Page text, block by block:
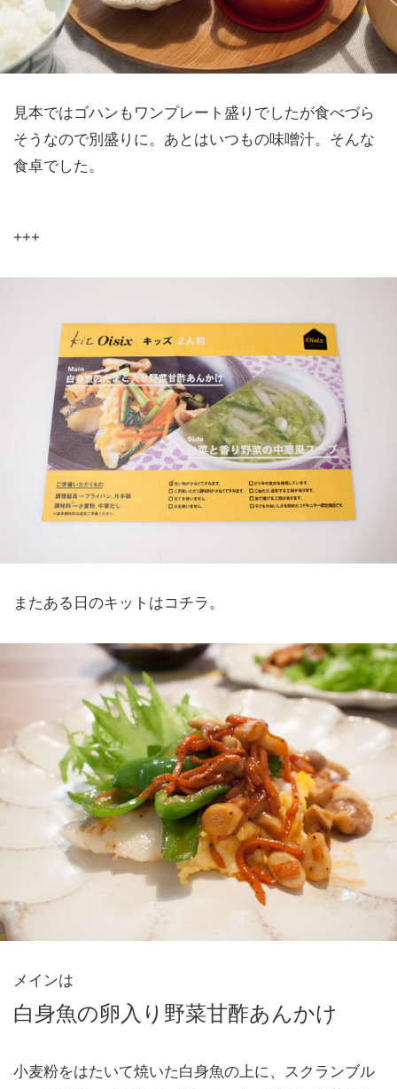
見本ではゴハンもワンプレート盛りでしたが食べづら
そうなので別盛りに。あとはいつもの味噌汁。そんな
食卓でした。
+++
またある日のキットはコチラ。
メインは
白身魚の卵入り野菜甘酢あんかけ
小麦粉をはたいて焼いた白身魚の上に、スクランブル